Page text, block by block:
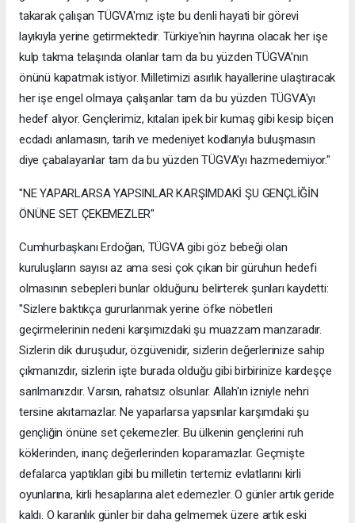
takarak çalışan TÜGVA'mız işte bu denli hayati bir görevi
layıkıyla yerine getirmektedir. Türkiye'nin hayrına olacak her işe
kulp takma telaşında olanlar tam da bu yüzden TÜGVA'nın
önünü kapatmak istiyor. Milletimizi asırlık hayallerine ulaştıracak
her işe engel olmaya çalışanlar tam da bu yüzden TÜGVA'yı
hedef alıyor. Gençlerimiz, kıtaları ipek bir kumaş gibi kesip biçen
ecdadı anlamasın, tarih ve medeniyet kodlarıyla buluşmasın
diye çabalayanlar tam da bu yüzden TÜGVA'yı hazmedemiyor."
"NE YAPARLARSA YAPSINLAR KARŞIMDAKİ ŞU GENÇLİĞİN
ÖNÜNE SET ÇEKEMEZLER"
Cumhurbaşkanı Erdoğan, TÜGVA gibi göz bebeği olan
kuruluşların sayısı az ama sesi çok çıkan bir güruhun hedefi
olmasının sebepleri bunlar olduğunu belirterek şunları kaydetti:
"Sizlere baktıkça gururlanmak yerine öfke nöbetleri
geçirmelerinin nedeni karşımızdaki şu muazzam manzaradır.
Sizlerin dik duruşudur, özgüvenidir, sizlerin değerlerinize sahip
çıkmanızdır, sizlerin işte burada olduğu gibi birbirinize kardeşçe
sarılmanızdır. Varsın, rahatsız olsunlar. Allah'ın izniyle nehri
tersine akıtamazlar. Ne yaparlarsa yapsınlar karşımdaki şu
gençliğin önüne set çekemezler. Bu ülkenin gençlerini ruh
köklerinden, inanç değerlerinden koparamazlar. Geçmişte
defalarca yaptıkları gibi bu milletin tertemiz evlatlarını kirli
oyunlarına, kirli hesaplarına alet edemezler. O günler artık geride
kaldı. O karanlık günler bir daha gelmemek üzere artık eski